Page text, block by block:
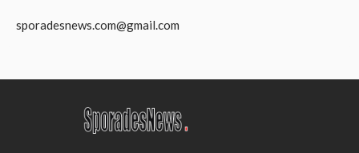
sporadesnews.com@gmail.com